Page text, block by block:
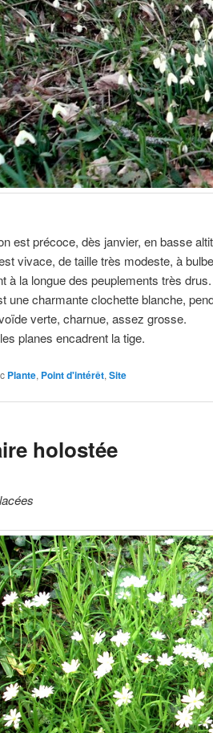
est précoce, dès janvier, en basse
vivace, de taille très modeste, à
à la longue des peuplements très drus.
une charmante clochette blanche,
verte, charnue, assez grosse.
planes encadrent la tige.
Plante, Point d'intérêt, Site
holostée